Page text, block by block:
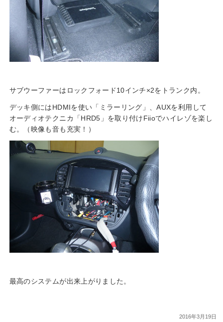
サブウーファーはロックフォード10インチ×2をトランク内。
デッキ側にはHDMIを使い「ミラーリング」、AUXを利用して
オーディオテクニカ「HRD5」を取り付けFiioでハイレゾを楽し
む。（映像も音も充実！）
最高のシステムが出来上がりました。
2016年3月19日